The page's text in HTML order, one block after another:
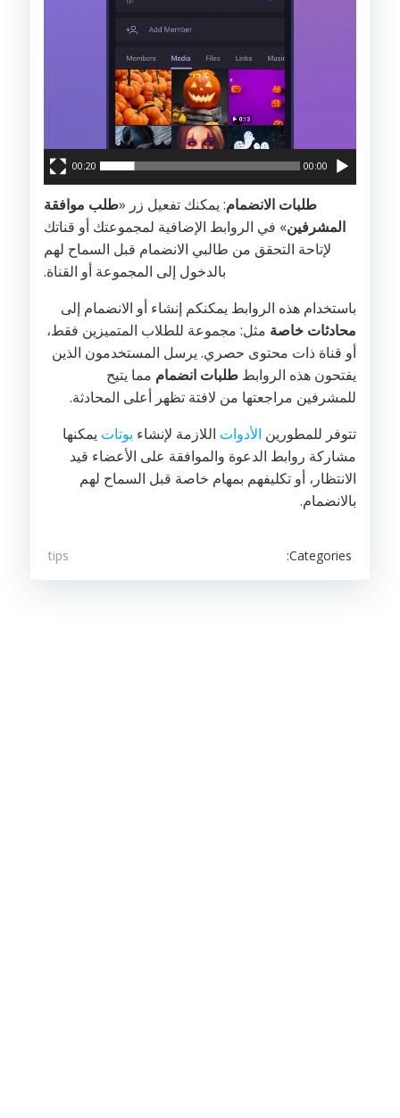
00:00
00:20
طلبات الانضمام: يمكنك تفعيل زر «طلب موافقة
المشرفين» في الروابط الإضافية لمجموعتك أو قناتك
لإتاحة التحقق من طالبي الانضمام قبل السماح لهم
بالدخول إلى المجموعة أو القناة.
باستخدام هذه الروابط يمكنكم إنشاء أو الانضمام إلى
محادثات خاصة مثل: مجموعة للطلاب المتميزين فقط،
أو قناة ذات محتوى حصري. يرسل المستخدمون الذين
يفتحون هذه الروابط طلبات انضمام مما يتيح
للمشرفين مراجعتها من لافتة تظهر أعلى المحادثة.
تتوفر للمطورين الأدوات اللازمة لإنشاء بوتات يمكنها
مشاركة روابط الدعوة والموافقة على الأعضاء قيد
الانتظار، أو تكليفهم بمهام خاصة قبل السماح لهم
بالانضمام.
Categories:
tips